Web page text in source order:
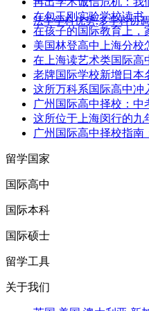
法学学科优势,多学科协
在包玉刚实验学校读书
在孩子的国际教育上，
美国林登高中上海分校
在上海读艺术类国际高
老牌国际学校新增日本
这所万科系国际高中冲
广州国际高中择校：中
这所位于上海闵行的九
广州国际高中择校指
留学国家
国际高中
国际本科
国际硕士
留学工具
关于我们